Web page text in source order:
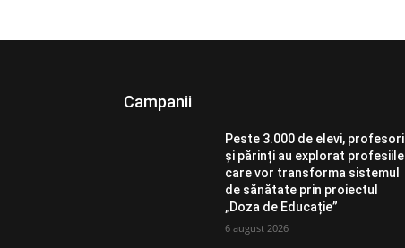
Campanii
Peste 3.000 de elevi, profesori
și părinți au explorat profesiile
care vor transforma sistemul
de sănătate prin proiectul
„Doza de Educație”
6 august 2026